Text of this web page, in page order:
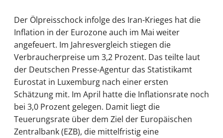
Der Ölpreisschock infolge des Iran-Krieges hat die
Inflation in der Eurozone auch im Mai weiter
angefeuert. Im Jahresvergleich stiegen die
Verbraucherpreise um 3,2 Prozent. Das teilte laut
der Deutschen Presse-Agentur das Statistikamt
Eurostat in Luxemburg nach einer ersten
Schätzung mit. Im April hatte die Inflationsrate noch
bei 3,0 Prozent gelegen. Damit liegt die
Teuerungsrate über dem Ziel der Europäischen
Zentralbank (EZB), die mittelfristig eine